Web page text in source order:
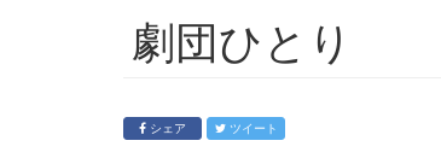
劇団ひとり
シェア ツイート